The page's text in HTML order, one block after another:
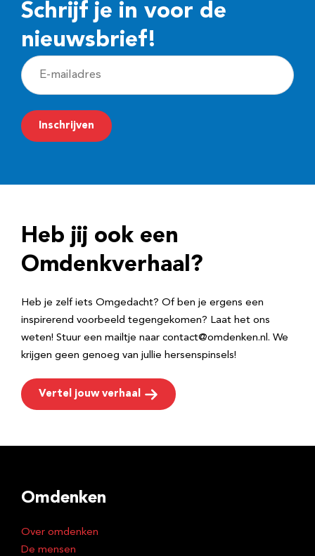
Schrijf je in voor de
nieuwsbrief!
E
-
m
a
r
e
Inschrijven
Heb jij ook een
Omdenkverhaal?
Heb je zelf iets Omgedacht? Of ben je ergens een
inspirerend voorbeeld tegengekomen? Laat het ons
weten! Stuur een mailtje naar contact@omdenken.nl. We
krijgen geen genoeg van jullie hersenspinsels!
Vertel jouw verhaal
Omdenken
Over omdenken
De mensen